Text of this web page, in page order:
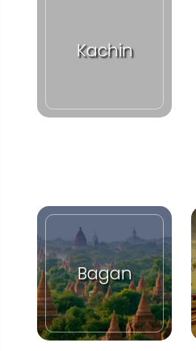
Kachin
Bagan